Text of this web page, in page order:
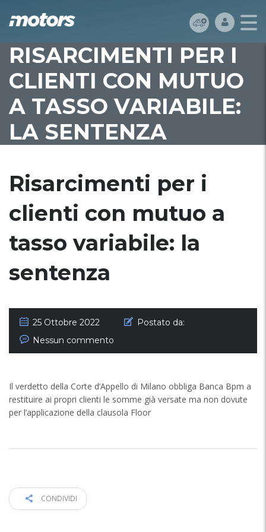
RISARCIMENTI PER I
CLIENTI CON MUTUO
A TASSO VARIABILE:
LA SENTENZA
Risarcimenti per i
clienti con mutuo a
tasso variabile: la
sentenza
25 Ottobre 2022
Postato da:
Nessun commento
Il verdetto della Corte d’Appello di Milano obbliga Banca Bpm a
restituire ai propri clienti le somme già versate ma non dovute
per l’applicazione della clausola Floor
CONDIVIDI